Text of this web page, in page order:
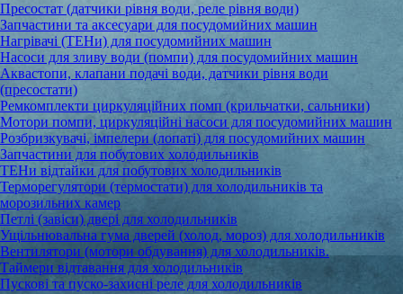
Пресостат (датчики рівня води, реле рівня води)
Запчастини та аксесуари для посудомийних машин
Нагрівачі (ТЕНи) для посудомийних машин
Насоси для зливу води (помпи) для посудомийних машин
Аквастопи, клапани подачі води, датчики рівня води
(пресостати)
Ремкомплекти циркуляційних помп (крильчатки, сальники)
Мотори помпи, циркуляційні насоси для посудомийних машин
Розбризкувачі, імпелери (лопаті) для посудомийних машин
Запчастини для побутових холодильників
ТЕНи відтайки для побутових холодильників
Терморегулятори (термостати) для холодильників та
морозильних камер
Петлі (завіси) двері для холодильників
Ущільнювальна гума дверей (холод, мороз) для холодильників
Вентилятори (мотори обдування) для холодильників.
Таймери відтавання для холодильників
Пускові та пуско-захисні реле для холодильників